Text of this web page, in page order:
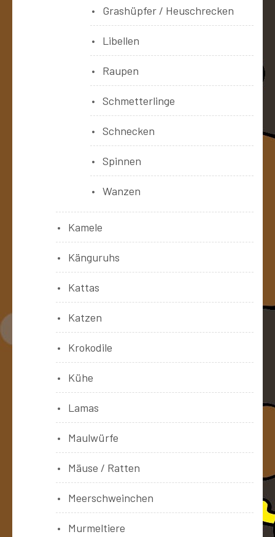
Grashüpfer / Heuschrecken
Libellen
Raupen
Schmetterlinge
Schnecken
Spinnen
Wanzen
Kamele
Känguruhs
Kattas
Katzen
Krokodile
Kühe
Lamas
Maulwürfe
Mäuse / Ratten
Meerschweinchen
Murmeltiere